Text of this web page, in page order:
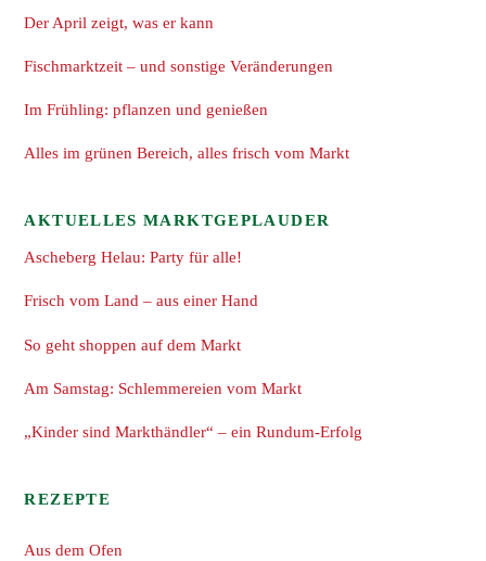
Der April zeigt, was er kann
Fischmarktzeit – und sonstige Veränderungen
Im Frühling: pflanzen und genießen
Alles im grünen Bereich, alles frisch vom Markt
AKTUELLES MARKTGEPLAUDER
Ascheberg Helau: Party für alle!
Frisch vom Land – aus einer Hand
So geht shoppen auf dem Markt
Am Samstag: Schlemmereien vom Markt
„Kinder sind Markthändler“ – ein Rundum-Erfolg
REZEPTE
Aus dem Ofen